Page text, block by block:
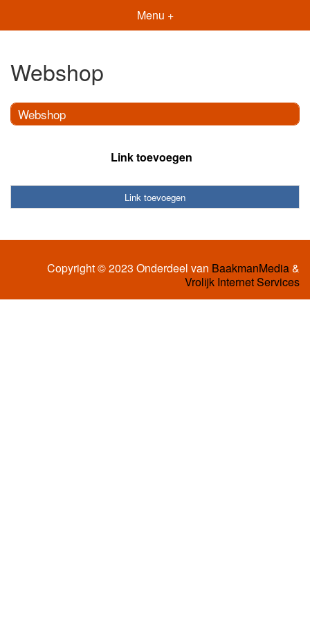
Menu +
Webshop
Webshop
Link toevoegen
Link toevoegen
Copyright © 2023 Onderdeel van BaakmanMedia&
Vrolijk Internet Services